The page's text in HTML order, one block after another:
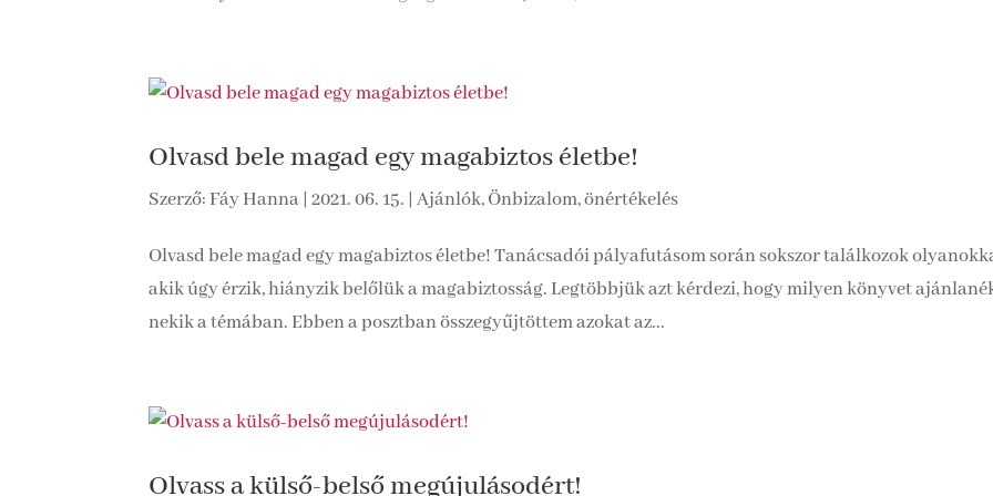
Olvasd bele magad egy magabiztos életbe!
Szerző:Fáy Hanna |2021. 06. 15. |Ajánlók,Önbizalom, önértékelés
Olvasd bele magad egy magabiztos életbe! Tanácsadói pályafutásom során sokszor találkozok
akik úgy érzik, hiányzik belőlük a magabiztosság. Legtöbbjük azt kérdezi, hogy milyen könyvet
nekik a témában. Ebben a posztban összegyűjtöttem azokat az...
Olvass a külső-belső megújulásodért!